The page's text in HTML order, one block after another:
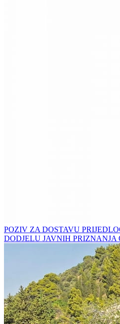
POZIV ZA DOSTAVU
DODJELU JAVNIH PRIZNANJA